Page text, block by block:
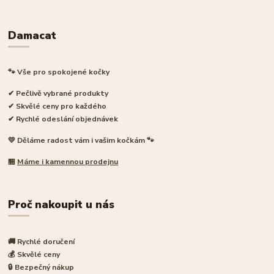
Damacat
🐾 Vše pro spokojené kočky
✔ Pečlivě vybrané produkty
✔ Skvělé ceny pro každého
✔ Rychlé odeslání objednávek
💛 Děláme radost vám i vašim kočkám 🐾
🏪 Máme i kamennou prodejnu
Proč nakoupit u nás
🚚 Rychlé doručení
💰 Skvělé ceny
🔒 Bezpečný nákup